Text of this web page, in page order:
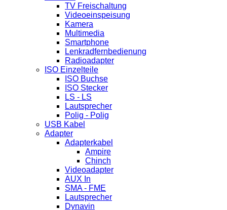
TV Freischaltung
Videoeinspeisung
Kamera
Multimedia
Smartphone
Lenkradfernbedienung
Radioadapter
ISO Einzelteile
ISO Buchse
ISO Stecker
LS - LS
Lautsprecher
Polig - Polig
USB Kabel
Adapter
Adapterkabel
Ampire
Chinch
Videoadapter
AUX In
SMA - FME
Lautsprecher
Dynavin